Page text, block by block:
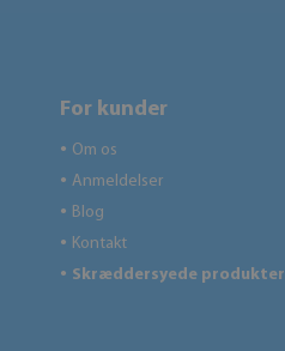
For kunder
● Om os
● Anmeldelser
● Blog
● Kontakt
● Skræddersyede produkter